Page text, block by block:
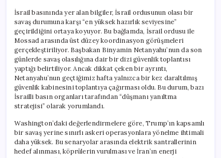
İsrail basınında yer alan bilgiler, İsrail ordusunun olası bir
savaş durumuna karşı “en yüksek hazırlık seviyesine”
geçirildiğini ortaya koyuyor. Bu bağlamda, İsrail ordusu ile
Mossad arasında üst düzey koordinasyon görüşmeleri
gerçekleştiriliyor. Başbakan Binyamin Netanyahu’nun da son
günlerde savaş olasılığına dair bir dizi güvenlik toplantısı
yaptığı belirtiliyor. Ancak dikkat çeken bir ayrıntı,
Netanyahu’nun geçtiğimiz hafta yalnızca bir kez daraltılmış
güvenlik kabinesini toplantıya çağırması oldu. Bu durum, bazı
İsrailli basın organları tarafından “düşmanı yanıltma
stratejisi” olarak yorumlandı.
Washington’daki değerlendirmelere göre, Trump’ın kapsamlı
bir savaş yerine sınırlı askeri operasyonlara yönelme ihtimali
daha yüksek. Bu senaryolar arasında elektrik santrallerinin
hedef alınması, köprülerin vurulması ve İran’ın enerji